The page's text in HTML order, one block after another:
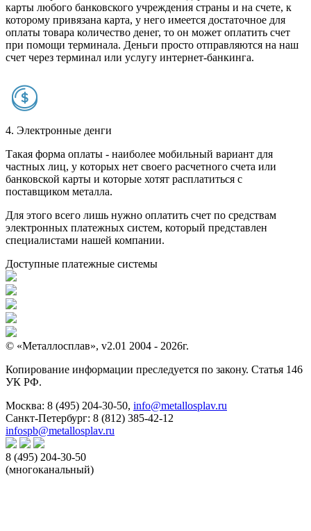
карты любого банковского учреждения страны и на счете, к
которому привязана карта, у него имеется достаточное для
оплаты товара количество денег, то он может оплатить счет
при помощи терминала. Деньги просто отправляются на наш
счет через терминал или услугу интернет-банкинга.
4. Электронные денги
Такая форма оплаты - наиболее мобильный вариант для
частных лиц, у которых нет своего расчетного счета или
банковской карты и которые хотят расплатиться с
поставщиком металла.
Для этого всего лишь нужно оплатить счет по средствам
электронных платежных систем, который представлен
специалистами нашей компании.
Доступные платежные системы
© «Металлосплав», v2.01 2004 - 2026г.
Копирование информации преследуется по закону. Статья 146
УК РФ.
Москва: 8 (495) 204-30-50, info@metallosplav.ru
Санкт-Петербург: 8 (812) 385-42-12
infospb@metallosplav.ru
8 (495) 204-30-50
(многоканальный)